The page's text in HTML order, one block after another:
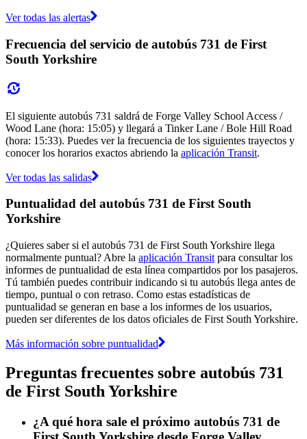
Ver todas las alertas
Frecuencia del servicio de autobús 731 de First
South Yorkshire
El siguiente autobús 731 saldrá de Forge Valley School Access /
Wood Lane (hora: 15:05) y llegará a Tinker Lane / Bole Hill Road
(hora: 15:33). Puedes ver la frecuencia de los siguientes trayectos y
conocer los horarios exactos abriendo la aplicación Transit.
Ver todas las salidas
Puntualidad del autobús 731 de First South
Yorkshire
¿Quieres saber si el autobús 731 de First South Yorkshire llega
normalmente puntual? Abre la aplicación Transit para consultar los
informes de puntualidad de esta línea compartidos por los pasajeros.
Tú también puedes contribuir indicando si tu autobús llega antes de
tiempo, puntual o con retraso. Como estas estadísticas de
puntualidad se generan en base a los informes de los usuarios,
pueden ser diferentes de los datos oficiales de First South Yorkshire.
Más información sobre puntualidad
Preguntas frecuentes sobre autobús 731
de First South Yorkshire
¿A qué hora sale el próximo autobús 731 de